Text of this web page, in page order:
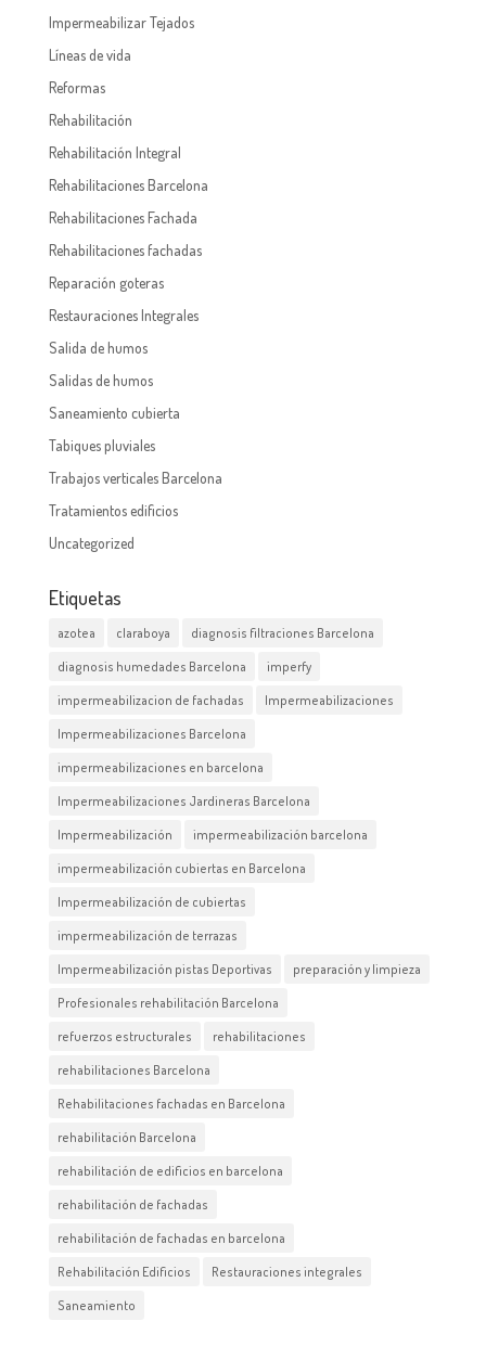
Impermeabilizar Tejados
Líneas de vida
Reformas
Rehabilitación
Rehabilitación Integral
Rehabilitaciones Barcelona
Rehabilitaciones Fachada
Rehabilitaciones fachadas
Reparación goteras
Restauraciones Integrales
Salida de humos
Salidas de humos
Saneamiento cubierta
Tabiques pluviales
Trabajos verticales Barcelona
Tratamientos edificios
Uncategorized
Etiquetas
azotea claraboya diagnosis filtraciones Barcelona
diagnosis humedades Barcelona imperfy
impermeabilizacion de fachadas Impermeabilizaciones
Impermeabilizaciones Barcelona
impermeabilizaciones en barcelona
Impermeabilizaciones Jardineras Barcelona
Impermeabilización impermeabilización barcelona
impermeabilización cubiertas en Barcelona
Impermeabilización de cubiertas
impermeabilización de terrazas
Impermeabilización pistas Deportivas preparación y limpieza
Profesionales rehabilitación Barcelona
refuerzos estructurales rehabilitaciones
rehabilitaciones Barcelona
Rehabilitaciones fachadas en Barcelona
rehabilitación Barcelona
rehabilitación de edificios en barcelona
rehabilitación de fachadas
rehabilitación de fachadas en barcelona
Rehabilitación Edificios Restauraciones integrales
Saneamiento